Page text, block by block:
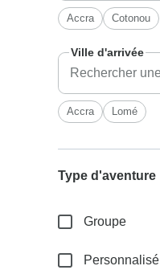
Accra Cotonou
Ville d'arrivée
Accra Lomé
Type d'aventure
Groupe
Personnalisé